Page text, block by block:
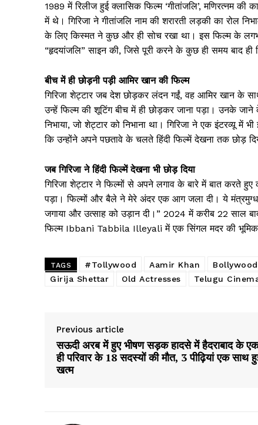
News
1989 में रिलीज हुई क्लासिक फिल्म ‘गीतांजलि’, मणिरत्नम की
में थे। गिरिजा ने गीतांजलि नाम की शरारती लड़की का रोल
के लिए किस्मत ने कुछ और ही सोच रखा था। इस फिल्म के लगभग
“हृदयांजलि” साइन की, जिसे पूरी करने के कुछ ही समय बाद ही
बीच में ही छोड़नी पड़ी आमिर खान की फिल्म
गिरिजा शेट्टार जब देश छोड़कर लंदन गईं, वह आमिर खान के
उन्हें फिल्म की शूटिंग बीच में ही छोड़कर जाना पड़ा। उनके
निभाया, जो शेट्टार को निभाना था। गिरिजा ने एक
कि उन्होंने अपने पछतावे के चलते हिंदी फिल्में देखना तक छोड़
जब गिरिजा ने हिंदी फिल्में देखना भी छोड़ दिया
गिरिजा शेट्टार ने फिल्मों से अपने लगाव के बारे में बात करते हुए
पड़ा। फिल्मों और बैले ने मेरे अंदर एक आग जला दी। ये
जगाया और उत्साह को उड़ान दी।” 2024 में करीब 22 साल
फिल्म Ibbani Tabbila Illeyali में एक सिंगल मदर की
TAGS #Tollywood Aamir Khan
Girija Shettar
Old Actresses Telugu
Previous article
सऊदी अरब में हुए भीषण सड़क हादसे में हैदराबाद के एक
ही परिवार के 18 सदस्यों की मौत, 3 पीढ़ियां एक साथ
खत्म